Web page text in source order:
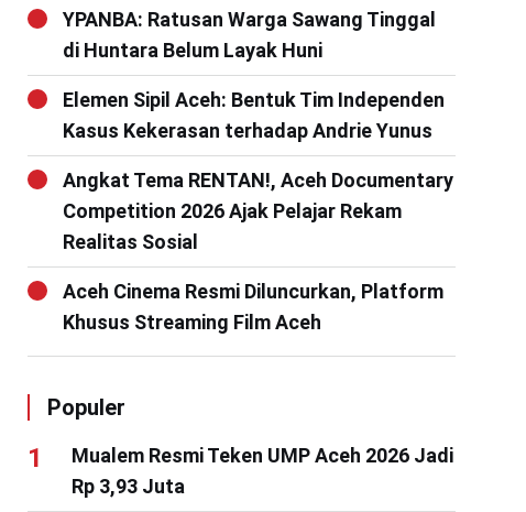
YPANBA: Ratusan Warga Sawang Tinggal
di Huntara Belum Layak Huni
Elemen Sipil Aceh: Bentuk Tim Independen
Kasus Kekerasan terhadap Andrie Yunus
Angkat Tema RENTAN!, Aceh Documentary
Competition 2026 Ajak Pelajar Rekam
Realitas Sosial
Aceh Cinema Resmi Diluncurkan, Platform
Khusus Streaming Film Aceh
Populer
Mualem Resmi Teken UMP Aceh 2026 Jadi
Rp 3,93 Juta